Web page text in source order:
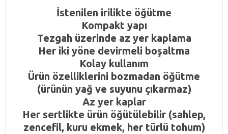
İstenilen irilikte öğütme
Kompakt yapı
Tezgah üzerinde az yer kaplama
Her iki yöne devirmeli boşaltma
Kolay kullanım
Ürün özelliklerini bozmadan öğütme
(ürünün yağ ve suyunu çıkarmaz)
Az yer kaplar
Her sertlikte ürün öğütülebilir (sahlep,
zencefil, kuru ekmek, her türlü tohum)